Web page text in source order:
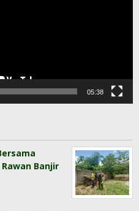
05:38
Banjir